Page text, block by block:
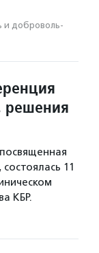
и доброволь­
решения
11
КБР.